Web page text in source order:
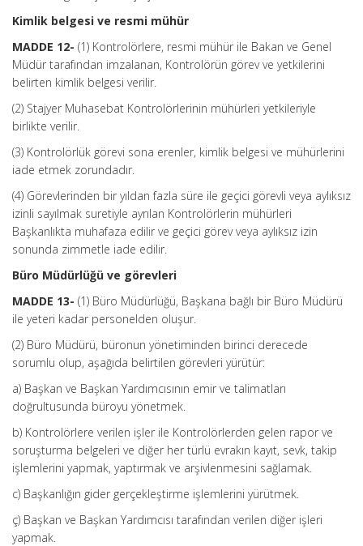
Kimlik belgesi ve resmi mühür
MADDE 12- (1) Kontrolörlere, resmi mühür ile Bakan ve Genel
Müdür tarafından imzalanan, Kontrolörün görev ve yetkilerini
belirten kimlik belgesi verilir.
(2) Stajyer Muhasebat Kontrolörlerinin mühürleri yetkileriyle
birlikte verilir.
(3) Kontrolörlük görevi sona erenler, kimlik belgesi ve mühürlerini
iade etmek zorundadır.
(4) Görevlerinden bir yıldan fazla süre ile geçici görevli veya aylıksız
izinli sayılmak suretiyle ayrılan Kontrolörlerin mühürleri
Başkanlıkta muhafaza edilir ve geçici görev veya aylıksız izin
sonunda zimmetle iade edilir.
Büro Müdürlüğü ve görevleri
MADDE 13- (1) Büro Müdürlüğü, Başkana bağlı bir Büro Müdürü
ile yeteri kadar personelden oluşur.
(2) Büro Müdürü, büronun yönetiminden birinci derecede
sorumlu olup, aşağıda belirtilen görevleri yürütür:
a) Başkan ve Başkan Yardımcısının emir ve talimatları
doğrultusunda büroyu yönetmek.
b) Kontrolörlere verilen işler ile Kontrolörlerden gelen rapor ve
soruşturma belgeleri ve diğer her türlü evrakın kayıt, sevk, takip
işlemlerini yapmak, yaptırmak ve arşivlenmesini sağlamak.
c) Başkanlığın gider gerçekleştirme işlemlerini yürütmek.
ç) Başkan ve Başkan Yardımcısı tarafından verilen diğer işleri
yapmak.